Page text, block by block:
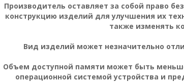
Производитель оставляет за собой право
конструкцию изделий для улучшения их
также изменять
Вид изделий может незначительно
Объем доступной памяти может быть
операционной системой устройства и